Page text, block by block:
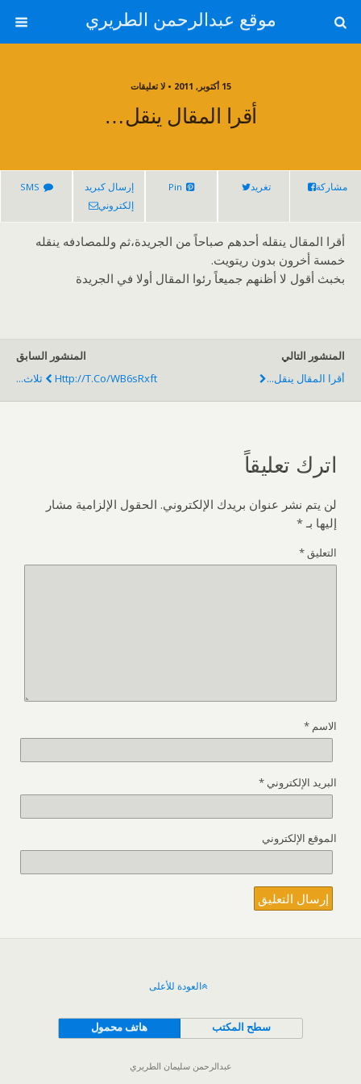
موقع عبدالرحمن الطريري
15 أكتوبر, 2011 • لا تعليقات
أقرا المقال ينقل…
مشاركة تغريد Pin
إرسال كبريد
إلكتروني
SMS
أقرا المقال ينقله أحدهم صباحاً من الجريدة،ثم وللمصادفه ينقله
خمسة أخرون بدون ريتويت.
بخبث أقول لا أظنهم جميعاً رئوا المقال أولا في الجريدة
المنشور السابق
Http://t.co/wB6sRxft ثلاث...
المنشور التالي
أقرا المقال ينقل...
اترك تعليقاً
لن يتم نشر عنوان بريدك الإلكتروني. الحقول الإلزامية مشار
إليها بـ*
التعليق*
الاسم *
البريد الإلكتروني *
الموقع الإلكتروني
العودة للأعلى
هاتف محمول سطح المكتب
عبدالرحمن سليمان الطريري